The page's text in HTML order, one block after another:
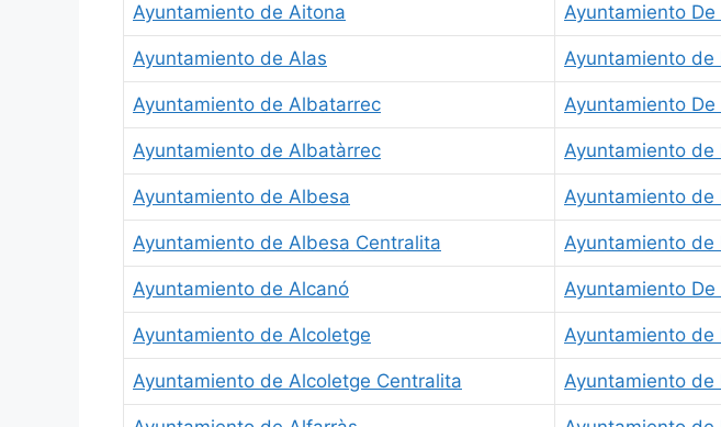
Ayuntamiento de Aitona Ayuntamiento
Ayuntamiento de Alas Ayuntamiento de
Ayuntamiento de Albatarrec Ayuntamiento De
Ayuntamiento de Albatàrrec Ayuntamiento de
Ayuntamiento de Albesa Ayuntamiento de
Ayuntamiento de Albesa Centralita Ayuntamiento de
Ayuntamiento de Alcanó Ayuntamiento De
Ayuntamiento de Alcoletge Ayuntamiento de
Ayuntamiento de Alcoletge Centralita Ayuntamiento de